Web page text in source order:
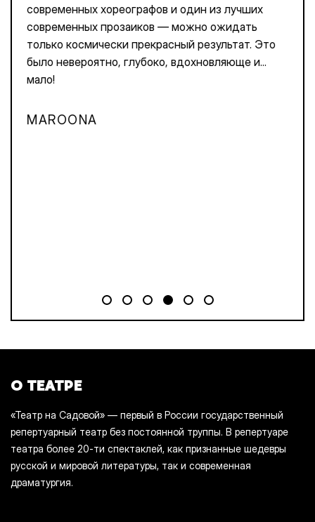
современных хореографов и один из лучших
современных прозаиков — можно ожидать
только космически прекрасный результат. Это
было невероятно, глубоко, вдохновляюще и...
мало!
MAROONA
О ТЕАТРЕ
«Театр на Садовой» — первый в России государственный
репертуарный театр без постоянной труппы. В репертуаре
театра более 20-ти спектаклей, как признанные шедевры
русской и мировой литературы, так и современная
драматургия.